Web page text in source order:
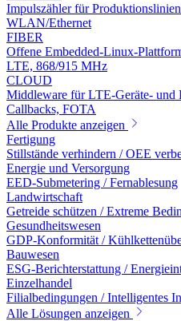
Impulszähler für
WLAN/Ethernet
FIBER
Offene Embedded-Linux-
LTE, 868/915 MHz
CLOUD
Middleware für LTE-Geräte- und
Callbacks, FOTA
Alle Produkte anzeigen
Fertigung
Stillstände verhindern / OEE
Energie und Versorgung
EED-Submetering / Fernablesung
Landwirtschaft
Getreide schützen / Extreme
Gesundheitswesen
GDP-Konformität /
Bauwesen
ESG-Berichterstattung /
Einzelhandel
Filialbedingungen / Intelligentes
Alle Lösungen anzeigen